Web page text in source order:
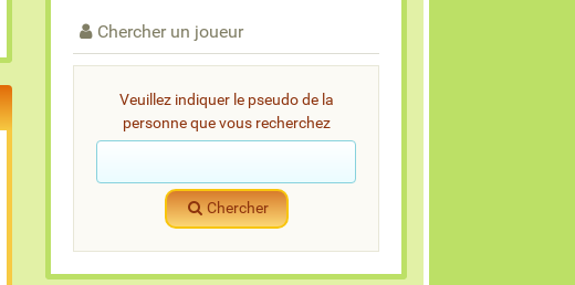
Chercher un joueur
Veuillez indiquer le pseudo de la
personne que vous recherchez
Chercher